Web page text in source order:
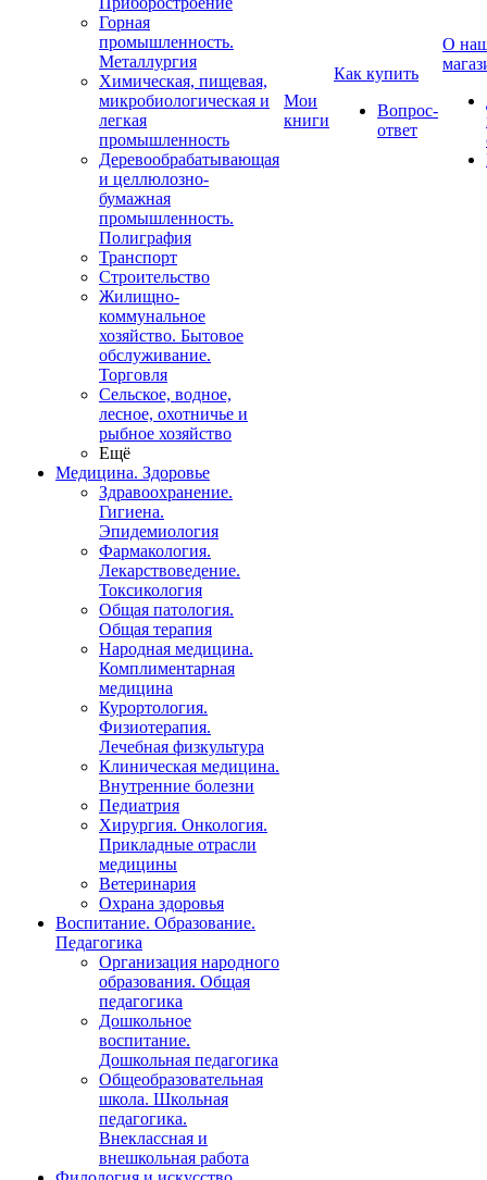
Горная
промышленность.
Металлургия
Химическая, пищевая,
микробиологическая и
легкая
промышленность
Деревообрабатывающая
и целлюлозно-
бумажная
промышленность.
Полиграфия
Транспорт
Строительство
Жилищно-
коммунальное
хозяйство. Бытовое
обслуживание.
Торговля
Сельское, водное,
лесное, охотничье и
рыбное хозяйство
Ещё
Медицина. Здоровье
Здравоохранение.
Гигиена.
Эпидемиология
Фармакология.
Лекарствоведение.
Токсикология
Общая патология.
Общая терапия
Народная медицина.
Комплиментарная
медицина
Курортология.
Физиотерапия.
Лечебная физкультура
Клиническая медицина.
Внутренние болезни
Педиатрия
Хирургия. Онкология.
Прикладные отрасли
медицины
Ветеринария
Охрана здоровья
Воспитание. Образование.
Педагогика
Организация народного
образования. Общая
педагогика
Дошкольное
воспитание.
Дошкольная педагогика
Общеобразовательная
школа. Школьная
педагогика.
Внеклассная и
внешкольная работа
Мои
книги
Как купить
Вопрос-
ответ
О